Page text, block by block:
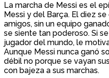
La marcha de Messi es el
Messi y del Barça. El diez
amigos, sin un equipo
se siente tan poderoso. Si
jugador del mundo, le
Aunque Messi nunca ganó
débil no porque se vayan
con bajeza a sus marchas.